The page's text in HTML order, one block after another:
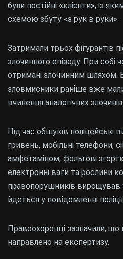
були постійні «клієнти», із
схемою збуту «з рук в руки».
Затримали трьох фігурантів
злочинного епізоду. При собі
отримані злочинним шляхом.
зловмисники раніше вже
вчинення аналогічних
Під час обшуків поліцейські
гривень, мобільні телефони,
амфетаміном, фольгові
електронні ваги та рослини
правопорушників вирощував
йдеться у повідомленні
Правоохоронці зазначили, що
направлено на експертизу.